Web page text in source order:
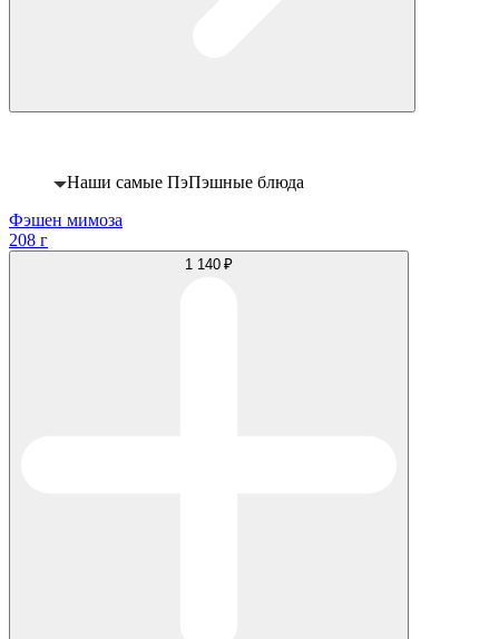
Наши самые ПэПэшные блюда
Фэшен мимоза
208 г
1 140 ₽